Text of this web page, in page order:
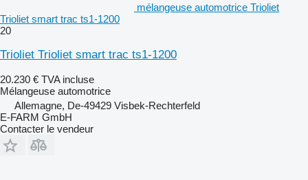
mélangeuse automotrice Trioliet
Trioliet smart trac ts1-1200
20
Trioliet Trioliet smart trac ts1-1200
20.230 € TVA incluse
Mélangeuse automotrice
Allemagne, De-49429 Visbek-Rechterfeld
E-FARM GmbH
Contacter le vendeur